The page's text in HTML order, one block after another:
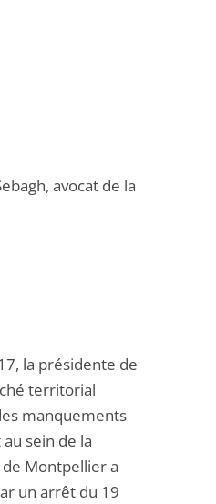
avocat de la
la présidente de
territorial
manquements
sein de la
Montpellier a
un arrêt du 19